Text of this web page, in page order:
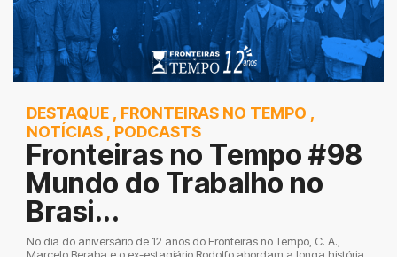
DESTAQUE , FRONTEIRAS NO TEMPO ,
NOTÍCIAS , PODCASTS
Fronteiras no Tempo #98
Mundo do Trabalho no
Brasi...
No dia do aniversário de 12 anos do Fronteiras no Tempo, C. A.,